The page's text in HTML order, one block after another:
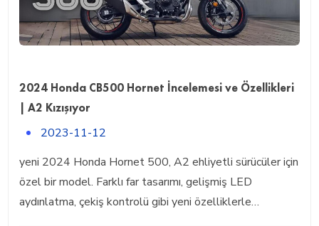
2024 Honda CB500 Hornet İncelemesi ve Özellikleri
| A2 Kızışıyor
2023-11-12
yeni 2024 Honda Hornet 500, A2 ehliyetli sürücüler için
özel bir model. Farklı far tasarımı, gelişmiş LED
aydınlatma, çekiş kontrolü gibi yeni özelliklerle…